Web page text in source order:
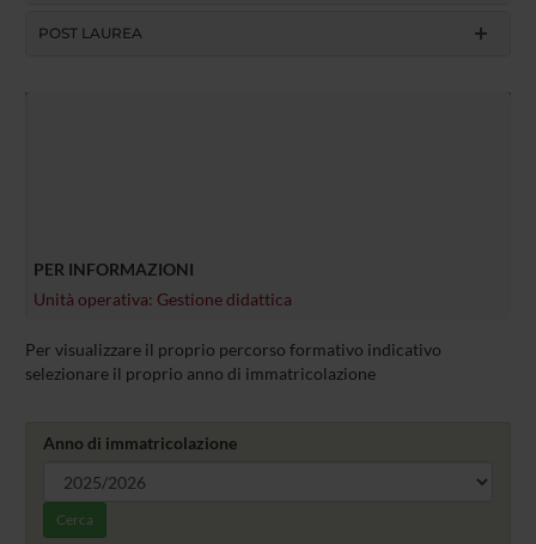
POST LAUREA
PER INFORMAZIONI
Unità operativa: Gestione didattica
Per visualizzare il proprio percorso formativo indicativo
selezionare il proprio anno di immatricolazione
Anno di immatricolazione
Cerca